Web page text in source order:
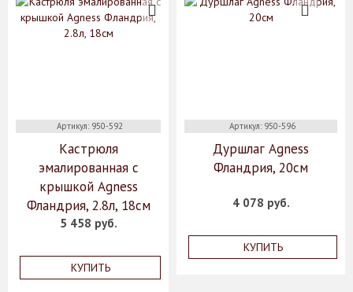
Артикул: 950-592
Кастрюля
эмалированная с
крышкой Agness
Фландрия, 2.8л, 18см
5 458 руб.
КУПИТЬ
Артикул: 950-596
Дуршлаг Agness
Фландрия, 20см
4 078 руб.
КУПИТЬ